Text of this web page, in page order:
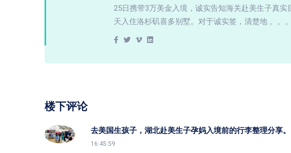
25日携带3万美金入境，诚实告知海关赴美生子真
天入住洛杉矶喜多别墅。对于诚实签，清楚地 。。。
楼下评论
去美国生孩子，湖北赴美生子孕妈入境前的行李整理分享。
16:45:59